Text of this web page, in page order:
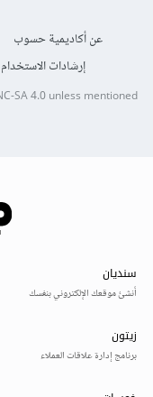
عن أكاديمية حسوب
إرشادات الاستخدام
SA 4.0unless mentioned